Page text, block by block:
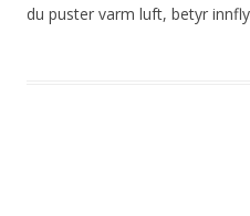
du puster varm luft, betyr